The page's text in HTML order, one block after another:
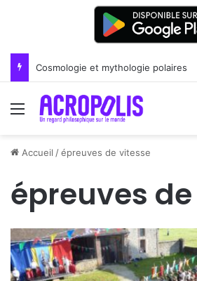
Cosmologie et mythologie polaires
Menu
Accueil /épreuves de vitesse
épreuves